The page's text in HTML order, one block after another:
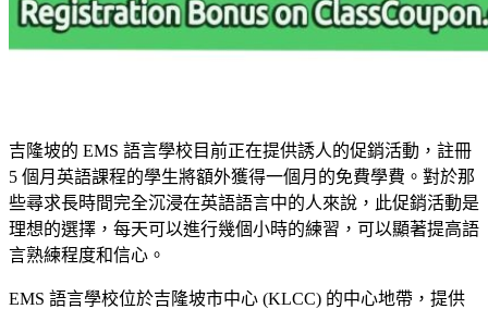
吉隆坡的 EMS 語言學校目前正在提供誘人的促銷活動，註冊
5 個月英語課程的學生將額外獲得一個月的免費學費。對於那
些尋求長時間完全沉浸在英語語言中的人來說，此促銷活動是
理想的選擇，每天可以進行幾個小時的練習，可以顯著提高語
言熟練程度和信心。
EMS 語言學校位於吉隆坡市中心 (KLCC) 的中心地帶，提供